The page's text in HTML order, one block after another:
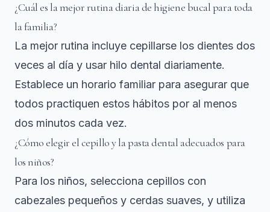
¿Cuál es la mejor rutina diaria de higiene bucal para toda
la familia?
La mejor rutina incluye cepillarse los dientes dos
veces al día y usar hilo dental diariamente.
Establece un horario familiar para asegurar que
todos practiquen estos hábitos por al menos
dos minutos cada vez.
¿Cómo elegir el cepillo y la pasta dental adecuados para
los niños?
Para los niños, selecciona cepillos con
cabezales pequeños y cerdas suaves, y utiliza